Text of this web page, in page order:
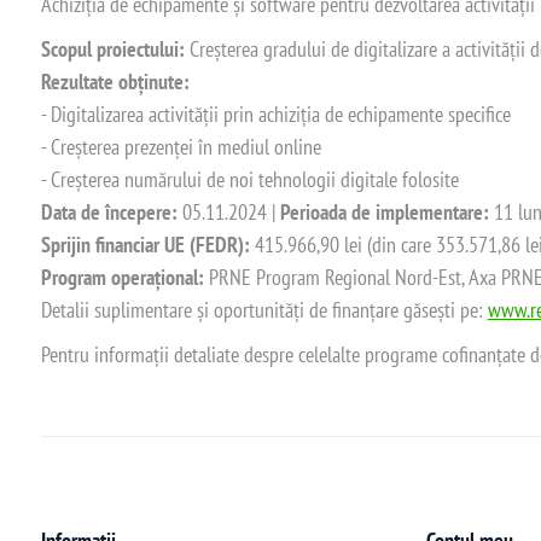
Scopul proiectului: Creșterea gradului de digitalizare a activității
Rezultate obținute:
- Digitalizarea activității prin achiziția de echipamente specifice
- Creșterea prezenței în mediul online
- Creșterea numărului de noi tehnologii digitale folosite
Data de începere: 05.11.2024 | Perioada de implementare: 11
Sprijin financiar UE (FEDR): 415.966,90 lei (din care 353.571,86
Program operațional: PRNE Program Regional Nord-Est, Axa
Detalii suplimentare și oportunități de finanțare găsești pe:
Pentru informații detaliate despre celelalte programe cofinanțate